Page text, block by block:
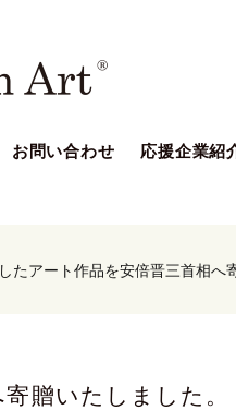
お問い合わせ 応援企業紹
たアート作品を安倍晋三首相へ
贈いたしました。